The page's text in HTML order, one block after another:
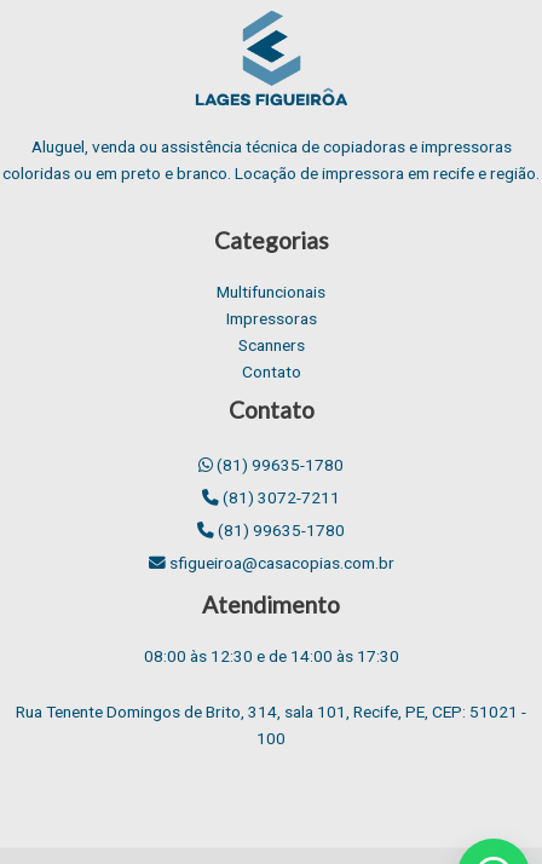
Aluguel, venda ou assistência técnica de copiadoras e impressoras
coloridas ou em preto e branco. Locação de impressora em recife e região.
Categorias
Multifuncionais
Impressoras
Scanners
Contato
Contato
(81) 99635-1780
(81) 3072-7211
(81) 99635-1780
sfigueiroa@casacopias.com.br
Atendimento
08:00 às 12:30 e de 14:00 às 17:30
Rua Tenente Domingos de Brito, 314, sala 101, Recife, PE, CEP: 51021 -
100